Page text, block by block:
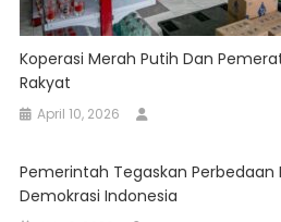
Koperasi Merah Putih Dan
Rakyat
April 10, 2026
Pemerintah Tegaskan Perbedaan
Demokrasi Indonesia